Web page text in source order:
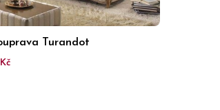
Turandot